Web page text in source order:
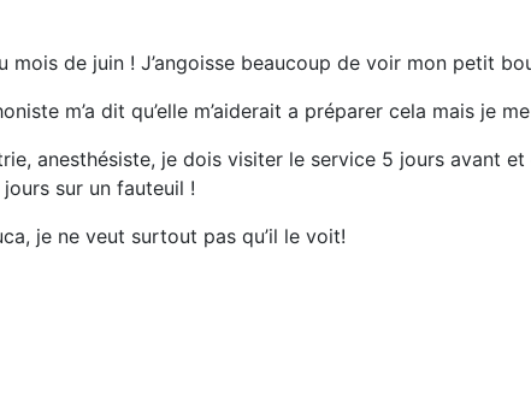
de juin ! J’angoisse beaucoup de voir mon petit
m’a dit qu’elle m’aiderait a préparer cela mais je
anesthésiste, je dois visiter le service 5 jours avant
sur un fauteuil !
je ne veut surtout pas qu’il le voit!